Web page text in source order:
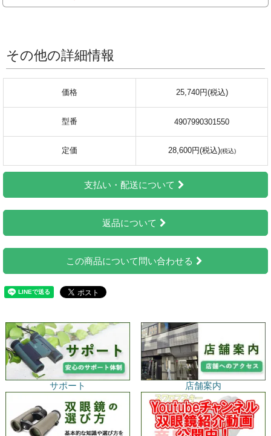
その他の詳細情報
価格 25,740円(税込)
型番 4907990301550
定価 28,600円(税込)
支払い・配送について
返品について
この商品について問い合わせる
サポート 店舗案内